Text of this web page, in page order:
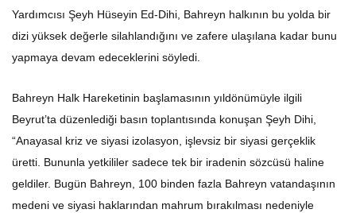
Yardımcısı Şeyh Hüseyin Ed-Dihi, Bahreyn halkının bu yolda bir
dizi yüksek değerle silahlandığını ve zafere ulaşılana kadar bunu
yapmaya devam edeceklerini söyledi.
Bahreyn Halk Hareketinin başlamasının yıldönümüyle ilgili
Beyrut’ta düzenlediği basın toplantısında konuşan Şeyh Dihi,
“Anayasal kriz ve siyasi izolasyon, işlevsiz bir siyasi gerçeklik
üretti. Bununla yetkililer sadece tek bir iradenin sözcüsü haline
geldiler. Bugün Bahreyn, 100 binden fazla Bahreyn vatandaşının
medeni ve siyasi haklarından mahrum bırakılması nedeniyle